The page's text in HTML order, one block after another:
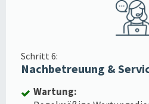
Schritt 6:
Nachbetreuung &
Wartung: